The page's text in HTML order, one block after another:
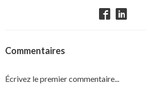
Commentaires
Écrivez le premier commentaire...